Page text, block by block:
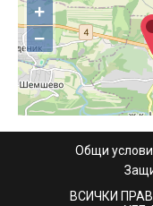
+
−
Общи
ВСИЧКИ